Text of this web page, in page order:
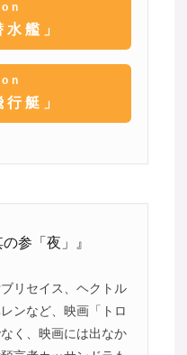
水艦」
行艇」
参「夜」』
リセイス、ヘクトル
ンなど、映画「トロ
く、映画には出なか